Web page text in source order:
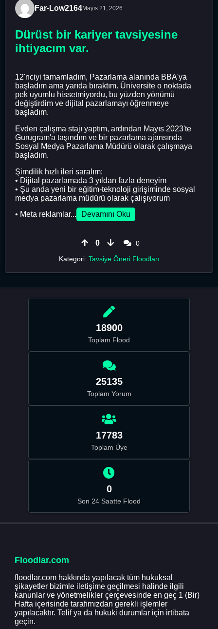
Far-Low2164Mayıs 21, 2026
Dürüst bir kariyer tavsiyesine
ihtiyacım var.
12'nciyi tamamladım, Pazarlama alanında BBA'ya
başladım ama yarıda bıraktım. Üniversite o noktada
pek uyumlu hissetmiyordu, bu yüzden yönümü
değiştirdim ve dijital pazarlamayı öğrenmeye
başladım.
Evden çalışma stajı yaptım, ardından Mayıs 2023'te
Gurugram'a taşındım ve bir pazarlama ajansında
Sosyal Medya Pazarlama Müdürü olarak çalışmaya
başladım.
Şimdilik hızlı ileri saralım:
• Dijital pazarlamada 3 yıldan fazla deneyim
• Şu anda yeni bir eğitim-teknoloji girişiminde sosyal
medya pazarlama müdürü olarak çalışıyorum
• Meta reklamlar...
Devamını Oku
0
0
Kategori: Tavsiye Öneri Floodları
18900
Toplam Flood
25135
Toplam Yorum
17783
Toplam Üye
0
Son 24 Saatte Flood
Floodlar.com
floodlar.com hakkında yapılacak tüm hukuksal
şikayetler bizimle iletişime geçilmesi halinde ilgili
kanunlar ve yönetmelikler çerçevesinde en geç 1 (Bir)
Hafta içerisinde tarafımızdan gerekli işlemler
yapılacaktır. Telif ya da hukuki durumlar için irtibata
geçin.